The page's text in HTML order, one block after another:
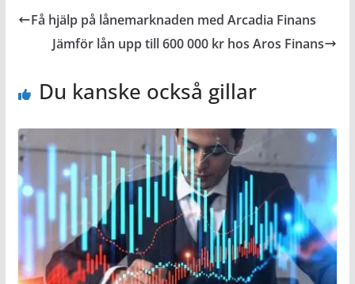
Få hjälp på lånemarknaden med Arcadia Finans
Jämför lån upp till 600 000 kr hos Aros Finans
Du kanske också gillar